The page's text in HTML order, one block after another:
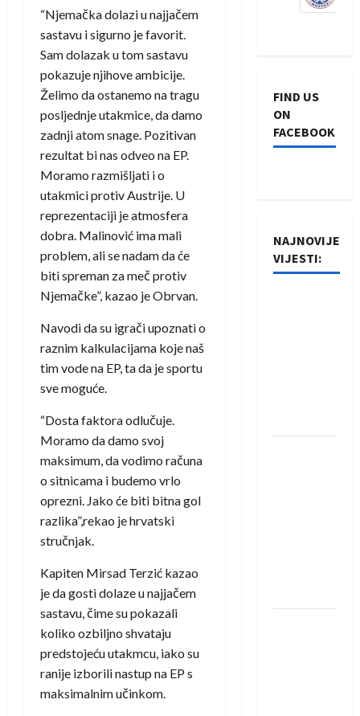
“Njemačka dolazi u najjačem
sastavu i sigurno je favorit.
Sam dolazak u tom sastavu
pokazuje njihove ambicije.
Želimo da ostanemo na tragu
posljednje utakmice, da damo
zadnji atom snage. Pozitivan
rezultat bi nas odveo na EP.
Moramo razmišljati i o
utakmici protiv Austrije. U
reprezentaciji je atmosfera
dobra. Malinović ima mali
problem, ali se nadam da će
biti spreman za meč protiv
Njemačke”, kazao je Obrvan.
Navodi da su igrači upoznati o
raznim kalkulacijama koje naš
tim vode na EP, ta da je sportu
sve moguće.
“Dosta faktora odlučuje.
Moramo da damo svoj
maksimum, da vodimo računa
o sitnicama i budemo vrlo
oprezni. Jako će biti bitna gol
razlika”,rekao je hrvatski
stručnjak.
Kapiten Mirsad Terzić kazao
je da gosti dolaze u najjačem
sastavu, čime su pokazali
koliko ozbiljno shvataju
predstojeću utakmcu, iako su
ranije izborili nastup na EP s
maksimalnim učinkom.
FIND US
ON
FACEBOOK
NAJNOVIJE
VIJESTI: